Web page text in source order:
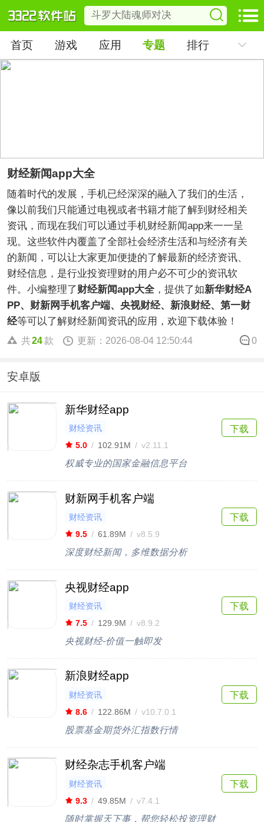
首页 游戏 应用 专题 排行
财经新闻app大全
随着时代的发展，手机已经深深的融入了我们的生活，
像以前我们只能通过电视或者书籍才能了解到财经相关
资讯，而现在我们可以通过手机财经新闻app来一一呈
现。这些软件内覆盖了全部社会经济生活和与经济有关
的新闻，可以让大家更加便捷的了解最新的经济资讯、
财经信息，是行业投资理财的用户必不可少的资讯软
件。小编整理了财经新闻app大全，提供了如新华财经A
PP、财新网手机客户端、央视财经、新浪财经、第一财
经等可以了解财经新闻资讯的应用，欢迎下载体验！
共24款 更新：2026-08-04 12:50:44 0
安卓版
新华财经app
财经资讯
5.0 / 102.91M / v2.11.1
权威专业的国家金融信息平台
下载
财新网手机客户端
财经资讯
9.5 / 61.89M / v8.5.9
深度财经新闻，多维数据分析
下载
央视财经app
财经资讯
7.5 / 129.9M / v8.9.2
央视财经-价值一触即发
下载
新浪财经app
财经资讯
8.6 / 122.86M / v10.7.0.1
股票基金期货外汇指数行情
下载
财经杂志手机客户端
财经资讯
9.3 / 49.85M / v7.4.1
随时掌握天下事，帮您轻松投资理财
下载